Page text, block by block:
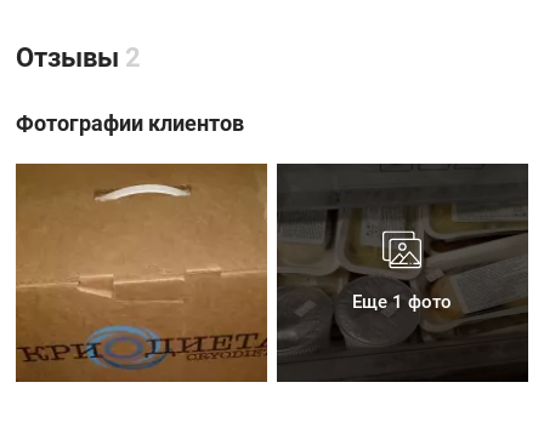
Отзывы 2
Фотографии клиентов
Еще 1 фото